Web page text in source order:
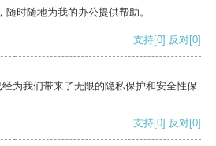
时随地为我的办公提供帮助。
支持[0] 反对[0]
为我们带来了无限的隐私保护和安全性保
支持[0] 反对[0]